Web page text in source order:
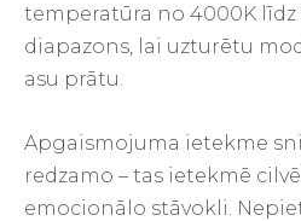
temperatūra no 4000K līdz
diapazons, lai uzturētu
asu prātu.
Apgaismojuma ietekme
redzamo – tas ietekmē
emocionālo stāvokli.